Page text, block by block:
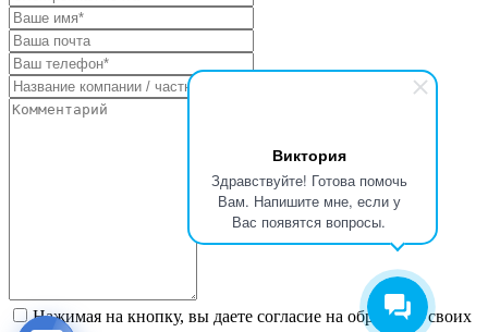
Виктория
Здравствуйте! Готова помочь
Вам. Напишите мне, если у
Вас появятся вопросы.
Нажимая на кнопку, вы даете согласие на обработку своих